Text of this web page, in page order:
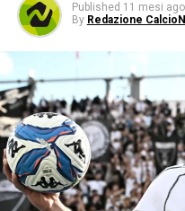
Published 11 mesi ago
By Redazione